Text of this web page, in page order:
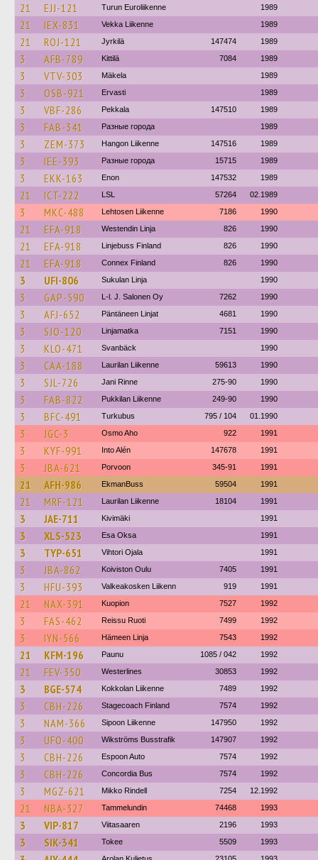
21 EJJ-121 Turun Euroliikenne 1989
21 IEX-831 Vekka Liikenne 1989
21 ROJ-121 Jyrkilä 147474 1989
3 AFB-789 Kittilä 7084 1989
3 VTV-303 Mäkela 1989
3 OSB-921 Ervasti 1989
3 VBF-286 Pekkala 147510 1989
3 FAB-341 Разные города 1989
3 ZEM-373 Hangon Liikenne 147516 1989
3 IEE-393 Разные города 15715 1989
3 EKK-163 Enon 147532 1989
21 ICT-222 LSL 57264 02.1989
3 MKC-488 Lehtosen Liikenne 7186 1990
21 EFA-918 Westendin Linja 826 1990
21 EFA-918 Linjebuss Finland 826 1990
21 EFA-918 Connex Finland 826 1990
3 UFI-806 Sukulan Linja 1990
3 GAP-590 L-l. J. Salonen Oy 7262 1990
3 AFJ-652 Päntäneen Linjat 4681 1990
3 SJO-120 Linjamatka 7151 1990
3 KLO-471 Svanbäck 1990
3 CAA-188 Laurilan Liikenne 59613 1990
3 SJL-726 Jani Rinne 275-90 1990
3 FAB-822 Pukkilan Liikenne 249-90 1990
3 BFC-491 Turkubus 795 / 104 01.1990
3 JGC-3 Osmo Aho 922 1991
3 KYF-991 Into Alén 147678 1991
3 JBA-621 Porvoon 345-91 1991
21 AFH-986 EkmanBuss 59504 1991
21 MRF-121 Laurilan Liikenne 18104 1991
3 JAE-711 Kivimäki 1991
3 XLS-523 Esa Oksa 1991
3 TYP-651 Vihtori Ojala 1991
3 JBA-862 Koiviston Oulu 7405 1991
3 HFU-393 Valkeakosken Liikenn 919 1991
21 NAX-391 Kuopion 7527 1992
3 FAS-462 Reissu Ruoti 7499 1992
3 IYN-566 Hämeen Linja 7543 1992
21 KFM-196 Paunu 1085 / 042 1992
21 FEV-350 Westerlines 30853 1992
3 BGE-574 Kokkolan Liikenne 7489 1992
3 CBH-226 Stagecoach Finland 7574 1992
3 NAM-366 Sipoon Liikenne 147950 1992
3 UFO-400 Wikströms Busstrafik 147907 1992
3 CBH-226 Espoon Auto 7574 1992
3 CBH-226 Concordia Bus 7574 1992
3 MGZ-621 Mikko Rindell 7254 12.1992
21 NBA-327 Tammelundin 74468 1993
3 VIP-817 Viitasaaren 2196 1993
3 SIK-341 Tokee 5509 1993